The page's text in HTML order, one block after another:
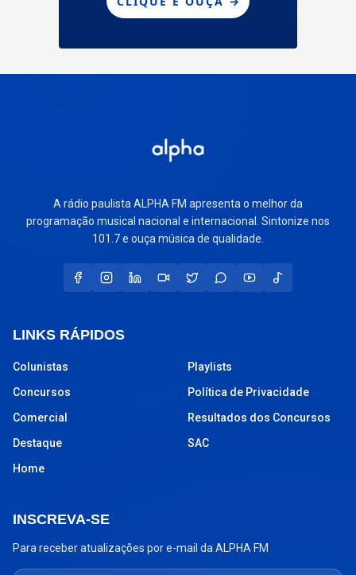
A rádio paulista ALPHA FM apresenta o melhor da
programação musical nacional e internacional. Sintonize nos
101.7 e ouça música de qualidade.
LINKS RÁPIDOS
Colunistas
Concursos
Comercial
Destaque
Home
Playlists
Política de Privacidade
Resultados dos Concursos
SAC
INSCREVA-SE
Para receber atualizações por e-mail da ALPHA FM